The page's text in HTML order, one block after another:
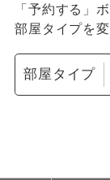
「予約する」
部屋タイプを
部屋タイプ